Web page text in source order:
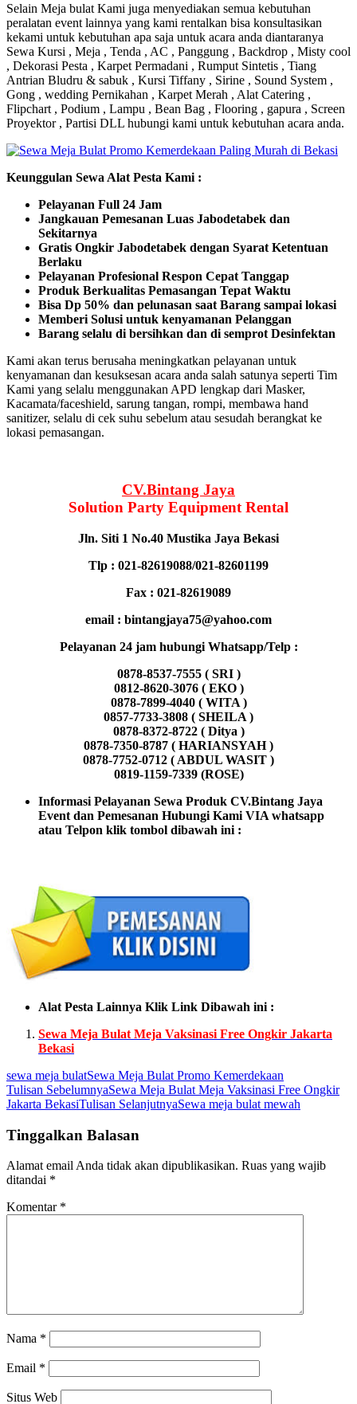
Selain Meja bulat Kami juga menyediakan semua kebutuhan
peralatan event lainnya yang kami rentalkan bisa konsultasikan
kekami untuk kebutuhan apa saja untuk acara anda diantaranya
Sewa Kursi , Meja , Tenda , AC , Panggung , Backdrop , Misty cool
, Dekorasi Pesta , Karpet Permadani , Rumput Sintetis , Tiang
Antrian Bludru & sabuk , Kursi Tiffany , Sirine , Sound System ,
Gong , wedding Pernikahan , Karpet Merah , Alat Catering ,
Flipchart , Podium , Lampu , Bean Bag , Flooring , gapura , Screen
Proyektor , Partisi DLL hubungi kami untuk kebutuhan acara anda.
Keunggulan Sewa Alat Pesta Kami :
Pelayanan Full 24 Jam
Jangkauan Pemesanan Luas Jabodetabek dan
Sekitarnya
Gratis Ongkir Jabodetabek dengan Syarat Ketentuan
Berlaku
Pelayanan Profesional Respon Cepat Tanggap
Produk Berkualitas Pemasangan Tepat Waktu
Bisa Dp 50% dan pelunasan saat Barang sampai lokasi
Memberi Solusi untuk kenyamanan Pelanggan
Barang selalu di bersihkan dan di semprot Desinfektan
Kami akan terus berusaha meningkatkan pelayanan untuk
kenyamanan dan kesuksesan acara anda salah satunya seperti Tim
Kami yang selalu menggunakan APD lengkap dari Masker,
Kacamata/faceshield, sarung tangan, rompi, membawa hand
sanitizer, selalu di cek suhu sebelum atau sesudah berangkat ke
lokasi pemasangan.
CV.Bintang Jaya
Solution Party EquipmentRental
Jln. Siti 1 No.40 Mustika Jaya Bekasi
Tlp : 021-82619088/021-82601199
Fax : 021-82619089
email : bintangjaya75@yahoo.com
Pelayanan 24 jam hubungi Whatsapp/Telp :
0878-8537-7555 ( SRI )
0812-8620-3076 ( EKO )
0878-7899-4040 ( WITA )
0857-7733-3808 ( SHEILA )
0878-8372-8722 ( Ditya )
0878-7350-8787 ( HARIANSYAH )
0878-7752-0712 ( ABDUL WASIT )
0819-1159-7339 (ROSE)
Informasi Pelayanan Sewa Produk CV.Bintang Jaya
Event dan Pemesanan Hubungi Kami VIA whatsapp
atau Telpon klik tombol dibawah ini :
Alat Pesta Lainnya Klik Link Dibawah ini :
Sewa Meja Bulat Meja Vaksinasi Free Ongkir Jakarta
Bekasi
sewa meja bulatSewa Meja Bulat Promo Kemerdekaan
Navigasi
Tulisan
Tulisan SebelumnyaSewa Meja Bulat Meja Vaksinasi Free Ongkir
Jakarta BekasiTulisan SelanjutnyaSewa meja bulat mewah
Tinggalkan Balasan
Alamat email Anda tidak akan dipublikasikan. Ruas yang wajib
ditandai *
Komentar *
Nama *
Email *
Situs Web